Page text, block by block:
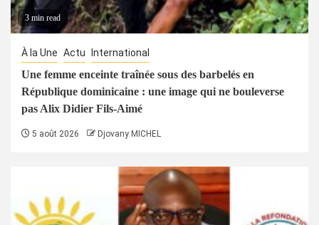
3 min read
À la Une Actu International
Une femme enceinte traînée sous des barbelés en
République dominicaine : une image qui ne bouleverse
pas Alix Didier Fils-Aimé
5 août 2026 Djovany MICHEL